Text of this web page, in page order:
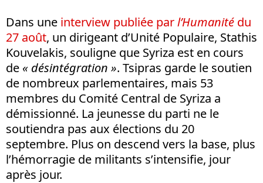
Dans une interview publiée parl’Humanité du
27 août, un dirigeant d’Unité Populaire, Stathis
Kouvelakis, souligne que Syriza est en cours
de « désintégration ». Tsipras garde le soutien
de nombreux parlementaires, mais 53
membres du Comité Central de Syriza a
démissionné. La jeunesse du parti ne le
soutiendra pas aux élections du 20
septembre. Plus on descend vers la base, plus
l’hémorragie de militants s’intensifie, jour
après jour.